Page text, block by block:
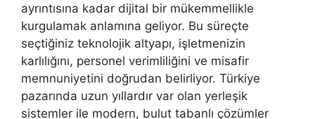
ayrıntısına kadar dijital bir mükemmellikle
kurgulamak anlamına geliyor. Bu süreçte
seçtiğiniz teknolojik altyapı, işletmenizin
karlılığını, personel verimliliğini ve misafir
memnuniyetini doğrudan belirliyor. Türkiye
pazarında uzun yıllardır var olan yerleşik
sistemler ile modern, bulut tabanlı çözümler